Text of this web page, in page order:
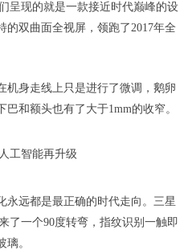
呈现的就是一款接近时代巅峰的设
双曲面全视屏，领跑了2017年全
机身走线上只是进行了微调，鹅卵
和额头也有了大于1mm的收窄。
永远都是最正确的时代走向。三星
了一个90度转弯，指纹识别一触即
璃。